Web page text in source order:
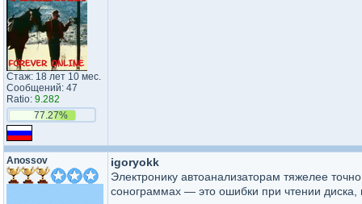
Стаж: 18 лет 10 мес.
Сообщений: 47
Ratio: 9.282
77.27%
Anossov
igoryokk
Электронику автоанализаторам тяжелее
сонограммах — это ошибки при чтении